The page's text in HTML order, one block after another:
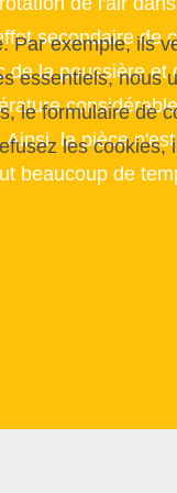
secondaire de
de la poussière et
la pièce
beaucoup de
exemple, ils
essentiels, nous
le formulaire de
les